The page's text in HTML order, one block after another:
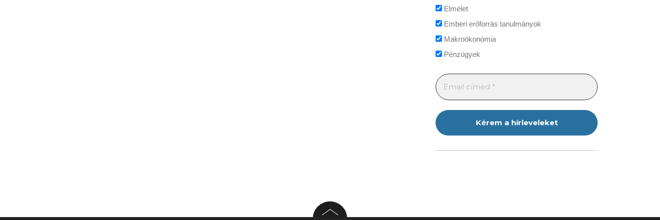
Elmélet
Emberi erőforrás tanulmányok
Makroökonómia
Pénzügyek